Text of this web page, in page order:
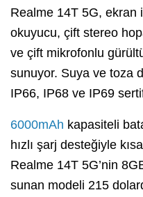
Realme 14T 5G, ekran
okuyucu, çift stereo
ve çift mikrofonlu
sunuyor. Suya ve toza
IP66, IP68 ve IP69
6000mAh kapasiteli
hızlı şarj desteğiyle
Realme 14T 5G’nin
sunan modeli 215